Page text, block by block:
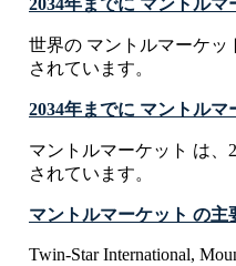
2034年までに マントル
世界の マントルマーケッ
されています。
2034年までに マントル
マントルマーケット は、
されています。
マントルマーケット の主
Twin-Star International,